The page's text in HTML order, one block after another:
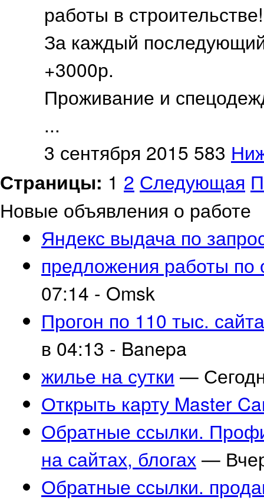
работы в
За каждый
+3000р.
Проживание и
...
3 сентября 2015 583
Страницы: 1 2 Следующая
Новые объявления о работе
Яндекс выдача по
предложения работы
07:14 - Omsk
Прогон по 110 тыс.
в 04:13 - Banepa
жилье на сутки —
Открыть карту Master
Обратные ссылки.
на сайтах, блогах —
Обратные ссылки.